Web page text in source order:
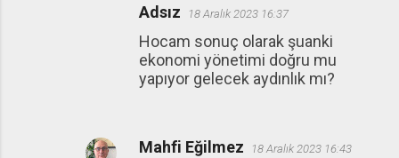
Adsız 18 Aralık 2023 16:37
Hocam sonuç olarak şuanki
ekonomi yönetimi doğru mu
yapıyor gelecek aydınlık mı?
Mahfi Eğilmez 18 Aralık 2023 16:43